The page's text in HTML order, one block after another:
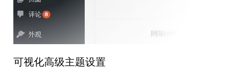
可视化高级主题设置